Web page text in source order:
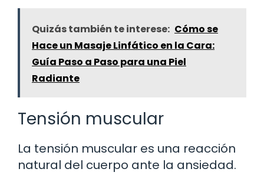
Quizás también te interese: Cómo se
Hace un Masaje Linfático en la Cara:
Guía Paso a Paso para una Piel
Radiante
Tensión muscular
La tensión muscular es una reacción
natural del cuerpo ante la ansiedad.